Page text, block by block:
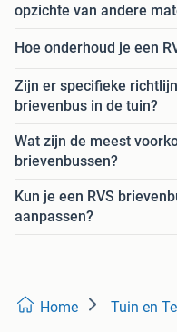
opzichte van andere
Hoe onderhoud je een
Zijn er specifieke
brievenbus in de tuin?
Wat zijn de meest
brievenbussen?
Kun je een RVS
aanpassen?
Home Tuin en